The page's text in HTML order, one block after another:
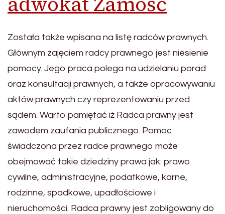
Została także wpisana na listę radców prawnych.
Głównym zajęciem radcy prawnego jest niesienie
pomocy. Jego praca polega na udzielaniu porad
oraz konsultacji prawnych, a także opracowywaniu
aktów prawnych czy reprezentowaniu przed
sądem. Warto pamiętać iż Radca prawny jest
zawodem zaufania publicznego. Pomoc
świadczona przez radce prawnego może
obejmować takie dziedziny prawa jak: prawo
cywilne, administracyjne, podatkowe, karne,
rodzinne, spadkowe, upadłościowe i
nieruchomości. Radca prawny jest zobligowany do